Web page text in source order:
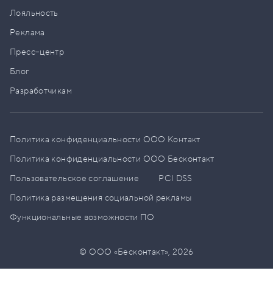
Лояльность
Реклама
Пресс–центр
Блог
Разработчикам
Политика конфиденциальности ООО Контакт
Политика конфиденциальности ООО Бесконтакт
Пользовательское соглашение
PCI DSS
Политика размещения социальной рекламы
Функциональные возможности ПО
© ООО «Бесконтакт»,2026